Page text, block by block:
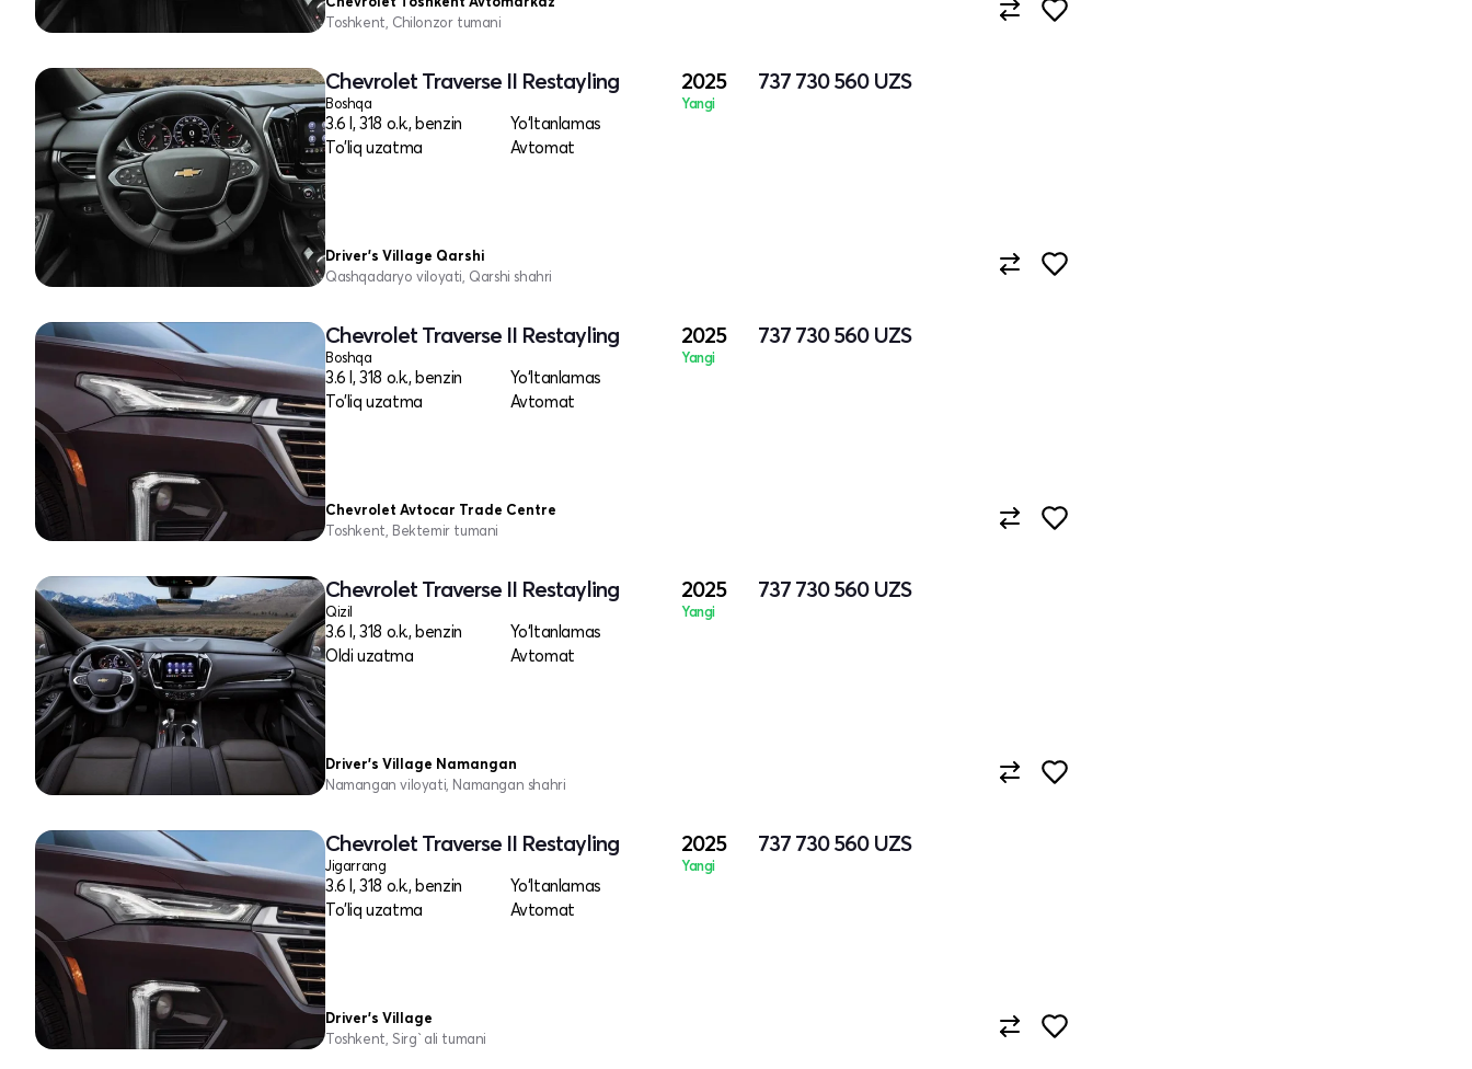
Toshkent, Chilonzor tumani
Chevrolet Traverse II Restayling
Boshqa
3.6 l, 318 o.k., benzin
Yo‘ltanlamas
To'liq uzatma
Avtomat
2025
Yangi
737 730 560 UZS
Driver's Village Qarshi
Qashqadaryo viloyati, Qarshi shahri
Chevrolet Traverse II Restayling
Boshqa
3.6 l, 318 o.k., benzin
Yo‘ltanlamas
To'liq uzatma
Avtomat
2025
Yangi
737 730 560 UZS
Chevrolet Avtocar Trade Centre
Toshkent, Bektemir tumani
Chevrolet Traverse II Restayling
Qizil
3.6 l, 318 o.k., benzin
Yo‘ltanlamas
Oldi uzatma
Avtomat
2025
Yangi
737 730 560 UZS
Driver's Village Namangan
Namangan viloyati, Namangan shahri
Chevrolet Traverse II Restayling
Jigarrang
3.6 l, 318 o.k., benzin
Yo‘ltanlamas
To'liq uzatma
Avtomat
2025
Yangi
737 730 560 UZS
Driver's Village
Toshkent, Sirg`ali tumani